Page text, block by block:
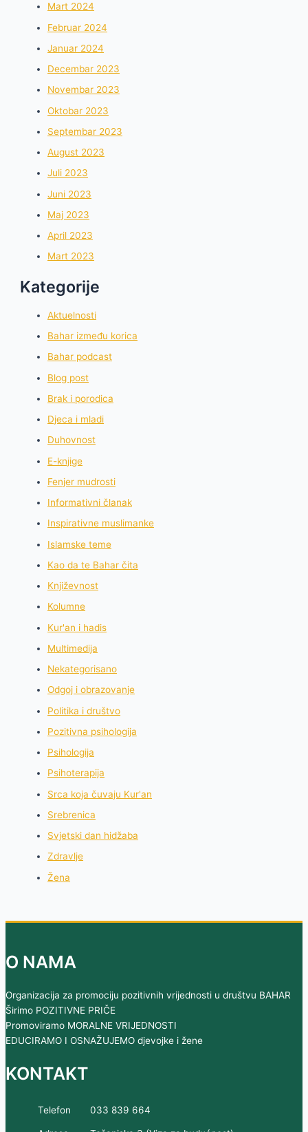
Mart 2024
Februar 2024
Januar 2024
Decembar 2023
Novembar 2023
Oktobar 2023
Septembar 2023
August 2023
Juli 2023
Juni 2023
Maj 2023
April 2023
Mart 2023
Kategorije
Aktuelnosti
Bahar između korica
Bahar podcast
Blog post
Brak i porodica
Djeca i mladi
Duhovnost
E-knjige
Fenjer mudrosti
Informativni članak
Inspirativne muslimanke
Islamske teme
Kao da te Bahar čita
Književnost
Kolumne
Kur'an i hadis
Multimedija
Nekategorisano
Odgoj i obrazovanje
Politika i društvo
Pozitivna psihologija
Psihologija
Psihoterapija
Srca koja čuvaju Kur'an
Srebrenica
Svjetski dan hidžaba
Zdravlje
Žena
O NAMA
Organizacija za promociju pozitivnih vrijednosti u društvu BAHAR
Širimo POZITIVNE PRIČE
Promoviramo MORALNE VRIJEDNOSTI
EDUCIRAMO I OSNAŽUJEMO djevojke i žene
KONTAKT
Telefon 033 839 664